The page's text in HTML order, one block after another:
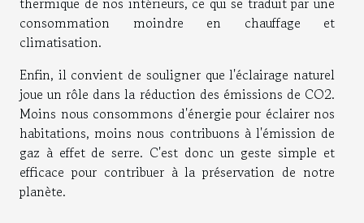
consommation moindre en chauffage et
climatisation.
Enfin, il convient de souligner que l'éclairage naturel
joue un rôle dans la réduction des émissions de CO2.
Moins nous consommons d'énergie pour éclairer nos
habitations, moins nous contribuons à l'émission de
gaz à effet de serre. C'est donc un geste simple et
efficace pour contribuer à la préservation de notre
planète.